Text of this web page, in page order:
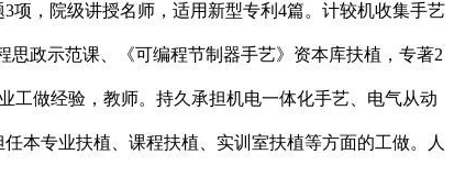
项，院级讲授名师，适用新型专利4篇。计较机收集手艺
政示范课、《可编程节制器手艺》资本库扶植，专著2
工做经验，教师。持久承担机电一体化手艺、电气从动
本专业扶植、课程扶植、实训室扶植等方面的工做。人